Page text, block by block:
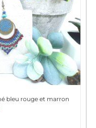
bleu rouge et marron